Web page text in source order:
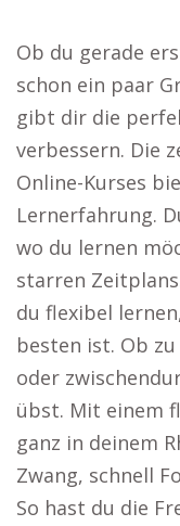
Ob du gerade
schon ein paar
gibt dir die
verbessern. Die
Online-Kurses
Lernerfahrung.
wo du lernen
starren
du flexibel
besten ist. Ob
oder
übst. Mit einem
ganz in deinem
Zwang, schnell
So hast du die